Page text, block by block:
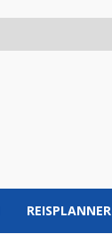
REISPLANNER